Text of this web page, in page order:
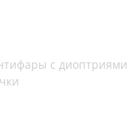
с диоптриями